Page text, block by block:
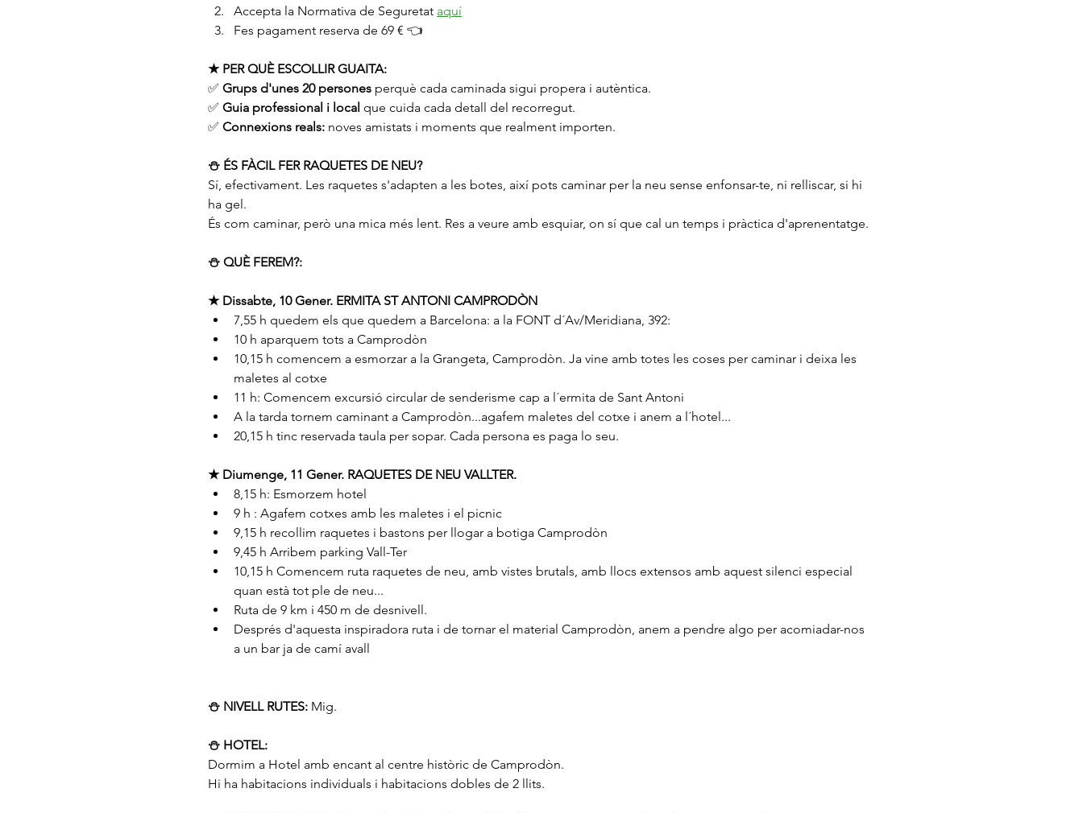
Accepta la Normativa de Seguretat aquí
Fes pagament reserva de 69 € 👈
★ PER QUÈ ESCOLLIR GUAITA:
✅ Grups d'unes 20 persones perquè cada caminada sigui propera i autèntica.
✅ Guia professional i local que cuida cada detall del recorregut.
✅ Connexions reals: noves amistats i moments que realment importen.
⛄️ ÉS FÀCIL FER RAQUETES DE NEU?
Sí, efectivament. Les raquetes s'adapten a les botes, així pots caminar per la neu sense enfonsar-te, ni relliscar, si hi
ha gel.
És com caminar, però una mica més lent. Res a veure amb esquiar, on sí que cal un temps i pràctica d'aprenentatge.
⛄️ QUÈ FEREM?:
★ Dissabte, 10 Gener. ERMITA ST ANTONI CAMPRODÒN
7,55 h quedem els que quedem a Barcelona: a la FONT d´Av/Meridiana, 392:
10 h aparquem tots a Camprodòn
10,15 h comencem a esmorzar a la Grangeta, Camprodòn. Ja vine amb totes les coses per caminar i deixa les
maletes al cotxe
11 h: Comencem excursió circular de senderisme cap a l´ermita de Sant Antoni
A la tarda tornem caminant a Camprodòn...agafem maletes del cotxe i anem a l´hotel...
20,15 h tinc reservada taula per sopar. Cada persona es paga lo seu.
★ Diumenge, 11 Gener. RAQUETES DE NEU VALLTER.
8,15 h: Esmorzem hotel
9 h : Agafem cotxes amb les maletes i el picnic
9,15 h recollim raquetes i bastons per llogar a botiga Camprodòn
9,45 h Arribem parking Vall-Ter
10,15 h Comencem ruta raquetes de neu, amb vistes brutals, amb llocs extensos amb aquest silenci especial
quan està tot ple de neu...
Ruta de 9 km i 450 m de desnivell.
Després d'aquesta inspiradora ruta i de tornar el material Camprodòn, anem a pendre algo per acomiadar-nos
a un bar ja de camí avall
⛄️ NIVELL RUTES: Mig.
⛄️ HOTEL:
Dormim a Hotel amb encant al centre històric de Camprodòn.
Hi ha habitacions individuals i habitacions dobles de 2 llits.